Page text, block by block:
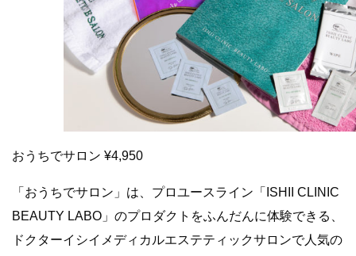
おうちでサロン ¥4,950
「おうちでサロン」は、プロユースライン「ISHII CLINIC
BEAUTY LABO」のプロダクトをふんだんに体験できる、
ドクターイシイメディカルエステティックサロンで人気の